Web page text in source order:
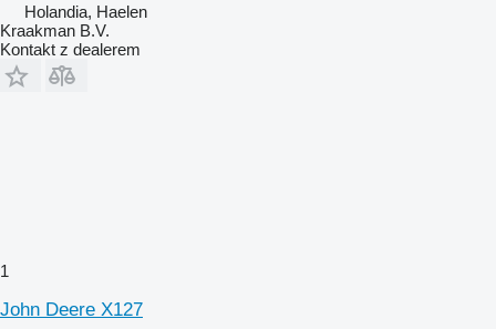
Holandia, Haelen
Kraakman B.V.
Kontakt z dealerem
1
John Deere X127